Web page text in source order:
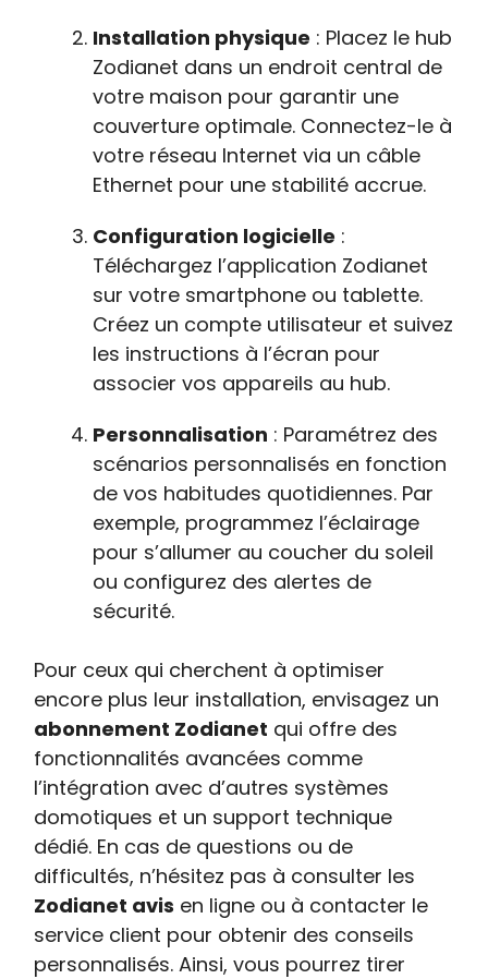
Installation physique : Placez le hub
Zodianet dans un endroit central de
votre maison pour garantir une
couverture optimale. Connectez-le à
votre réseau Internet via un câble
Ethernet pour une stabilité accrue.
Configuration logicielle :
Téléchargez l’application Zodianet
sur votre smartphone ou tablette.
Créez un compte utilisateur et suivez
les instructions à l’écran pour
associer vos appareils au hub.
Personnalisation : Paramétrez des
scénarios personnalisés en fonction
de vos habitudes quotidiennes. Par
exemple, programmez l’éclairage
pour s’allumer au coucher du soleil
ou configurez des alertes de
sécurité.
Pour ceux qui cherchent à optimiser
encore plus leur installation, envisagez un
abonnement Zodianet qui offre des
fonctionnalités avancées comme
l’intégration avec d’autres systèmes
domotiques et un support technique
dédié. En cas de questions ou de
difficultés, n’hésitez pas à consulter les
Zodianet avis en ligne ou à contacter le
service client pour obtenir des conseils
personnalisés. Ainsi, vous pourrez tirer